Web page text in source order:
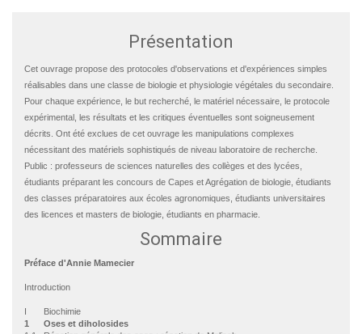
Présentation
Cet ouvrage propose des protocoles d'observations et d'expériences simples
réalisables dans une classe de biologie et physiologie végétales du secondaire.
Pour chaque expérience, le but recherché, le matériel nécessaire, le protocole
expérimental, les résultats et les critiques éventuelles sont soigneusement
décrits. Ont été exclues de cet ouvrage les manipulations complexes
nécessitant des matériels sophistiqués de niveau laboratoire de recherche.
Public : professeurs de sciences naturelles des collèges et des lycées,
étudiants préparant les concours de Capes et Agrégation de biologie, étudiants
des classes préparatoires aux écoles agronomiques, étudiants universitaires
des licences et masters de biologie, étudiants en pharmacie.
Sommaire
Préface d'Annie Mamecier
Introduction
I Biochimie
1 Oses et diholosides